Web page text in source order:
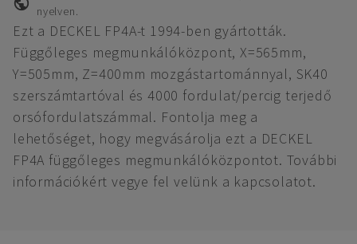
nyelven.
Ezt a DECKEL FP4A-t 1994-ben gyártották.
Függőleges megmunkálóközpont, X=565mm,
Y=505mm, Z=400mm mozgástartománnyal, SK40
szerszámtartóval és 4000 fordulat/percig terjedő
orsófordulatszámmal. Fontolja meg a
lehetőséget, hogy megvásárolja ezt a DECKEL
FP4A függőleges megmunkálóközpontot. További
információkért vegye fel velünk a kapcsolatot.